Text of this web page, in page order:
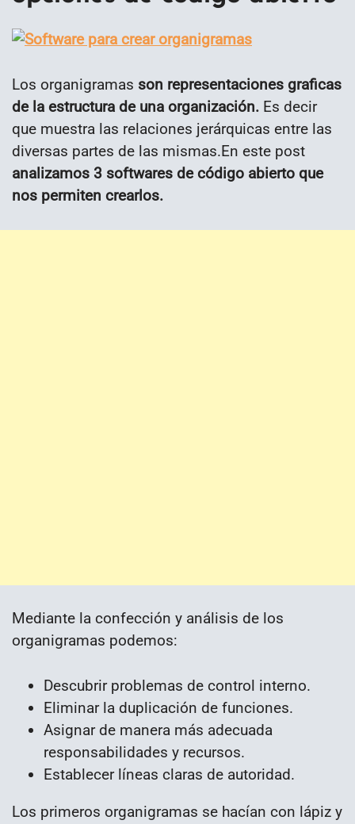
Los organigramas son representaciones graficas
de la estructura de una organización. Es decir
que muestra las relaciones jerárquicas entre las
diversas partes de las mismas.En este post
analizamos 3 softwares de código abierto que
nos permiten crearlos.
Mediante la confección y análisis de los
organigramas podemos:
Descubrir problemas de control interno.
Eliminar la duplicación de funciones.
Asignar de manera más adecuada
responsabilidades y recursos.
Establecer líneas claras de autoridad.
Los primeros organigramas se hacían con lápiz y